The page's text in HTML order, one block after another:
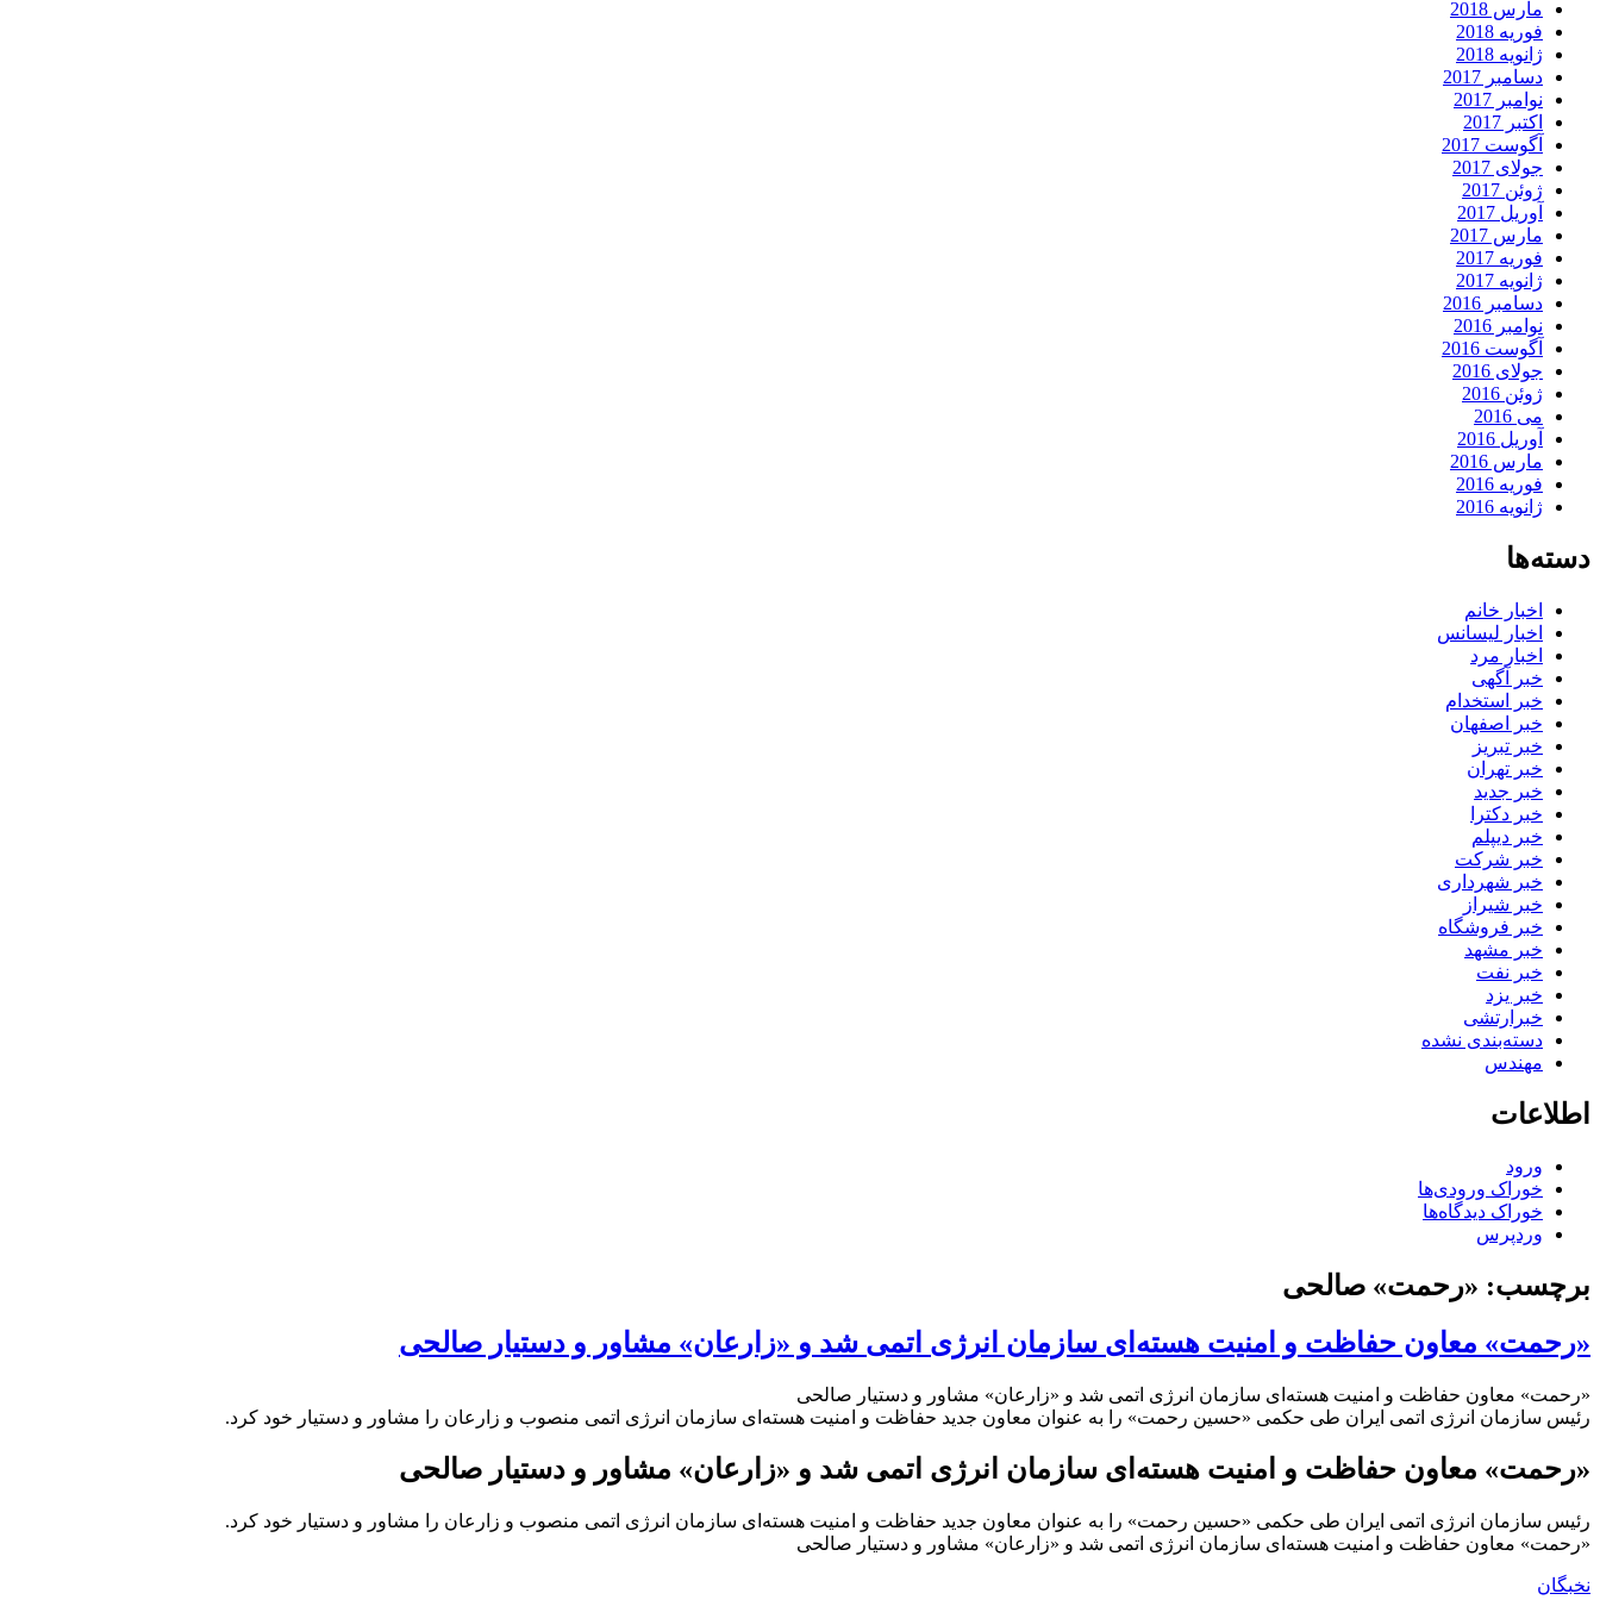
مارس 2018
فوریه 2018
ژانویه 2018
دسامبر 2017
نوامبر 2017
اکتبر 2017
آگوست 2017
جولای 2017
ژوئن 2017
آوریل 2017
مارس 2017
فوریه 2017
ژانویه 2017
دسامبر 2016
نوامبر 2016
آگوست 2016
جولای 2016
ژوئن 2016
می 2016
آوریل 2016
مارس 2016
فوریه 2016
ژانویه 2016
دسته‌ها
اخبار خانم
اخبار لیسانس
اخبار مرد
خبر آگهی
خبر استخدام
خبر اصفهان
خبر تبریز
خبر تهران
خبر جدید
خبر دکترا
خبر دیپلم
خبر شرکت
خبر شهرداری
خبر شیراز
خبر فروشگاه
خبر مشهد
خبر نفت
خبر یزد
خبرارتشی
دسته‌بندی نشده
مهندس
اطلاعات
ورود
خوراک ورودی‌ها
خوراک دیدگاه‌ها
وردپرس
برچسب: «رحمت» صالحی
«رحمت» معاون حفاظت و امنیت هسته‌ای سازمان انرژی اتمی شد و «زارعان» مشاور و دستیار صالحی
«رحمت» معاون حفاظت و امنیت هسته‌ای سازمان انرژی اتمی شد و «زارعان» مشاور و دستیار صالحی
رئیس سازمان انرژی اتمی ایران طی حکمی «حسین رحمت» را به عنوان معاون جدید حفاظت و امنیت هسته‌ای سازمان انرژی اتمی منصوب و زارعان را مشاور و دستیار خود کرد.
«رحمت» معاون حفاظت و امنیت هسته‌ای سازمان انرژی اتمی شد و «زارعان» مشاور و دستیار صالحی
رئیس سازمان انرژی اتمی ایران طی حکمی «حسین رحمت» را به عنوان معاون جدید حفاظت و امنیت هسته‌ای سازمان انرژی اتمی منصوب و زارعان را مشاور و دستیار خود کرد.
«رحمت» معاون حفاظت و امنیت هسته‌ای سازمان انرژی اتمی شد و «زارعان» مشاور و دستیار صالحی
نخبگان